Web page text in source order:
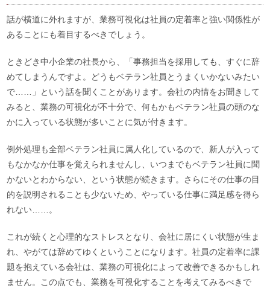
話が横道に外れますが、業務可視化は社員の定着率と強い関係性が
あることにも着目するべきでしょう。
ときどき中小企業の社長から、「事務担当を採用しても、すぐに辞
めてしまうんですよ。どうもベテラン社員とうまくいかないみたい
で……」という話を聞くことがあります。会社の内情をお聞きして
みると、業務の可視化が不十分で、何もかもベテラン社員の頭のな
かに入っている状態が多いことに気が付きます。
例外処理も全部ベテラン社員に属人化しているので、新人が入って
もなかなか仕事を覚えられませんし、いつまでもベテラン社員に聞
かないとわからない、という状態が続きます。さらにその仕事の目
的を説明されることも少ないため、やっている仕事に満足感を得ら
れない……。
これが続くと心理的なストレスとなり、会社に居にくい状態が生ま
れ、やがては辞めてゆくということになります。社員の定着率に課
題を抱えている会社は、業務の可視化によって改善できるかもしれ
ません。この点でも、業務を可視化することを考えてみるべきで